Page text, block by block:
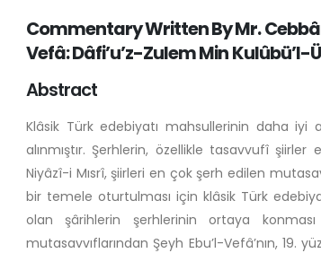
Commentary Written By Mr.
Vefâ: Dâfi’u’z-Zulem Min Kulûbü’l-
Abstract
Klâsik Türk edebiyatı mahsullerinin daha
alınmıştır. Şerhlerin, özellikle tasavvufî
Niyâzî-i Mısrî, şiirleri en çok şerh edilen
bir temele oturtulması için klâsik Türk
olan şârihlerin şerhlerinin ortaya
mutasavvıflarından Şeyh Ebu’l-Vefâ’nın, 19.